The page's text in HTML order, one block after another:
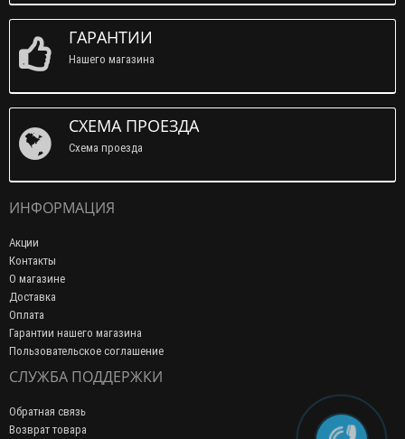
ГАРАНТИИ
Нашего магазина
СХЕМА ПРОЕЗДА
Схема проезда
ИНФОРМАЦИЯ
Акции
Контакты
О магазине
Доставка
Оплата
Гарантии нашего магазина
Пользовательское соглашение
СЛУЖБА ПОДДЕРЖКИ
Обратная связь
Возврат товара